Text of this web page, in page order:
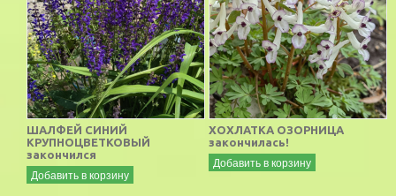
ШАЛФЕЙ СИНИЙ
КРУПНОЦВЕТКОВЫЙ
закончился
Добавить в корзину
ХОХЛАТКА ОЗОРНИЦА
закончилась!
Добавить в корзину